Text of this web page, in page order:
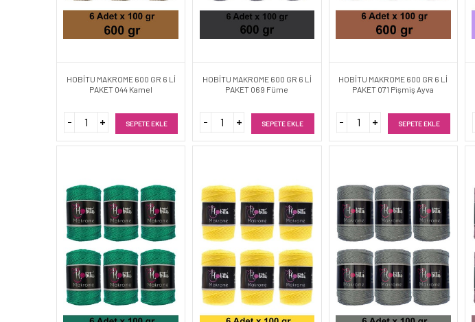
HOBİTU MAKROME 600 GR 6 Lİ
PAKET 044 Kamel
SEPETE EKLE
HOBİTU MAKROME 600 GR 6 Lİ
PAKET 069 Füme
SEPETE EKLE
HOBİTU MAKROME 600 GR 6 Lİ
PAKET 071 Pişmiş Ayva
SEPETE EKLE